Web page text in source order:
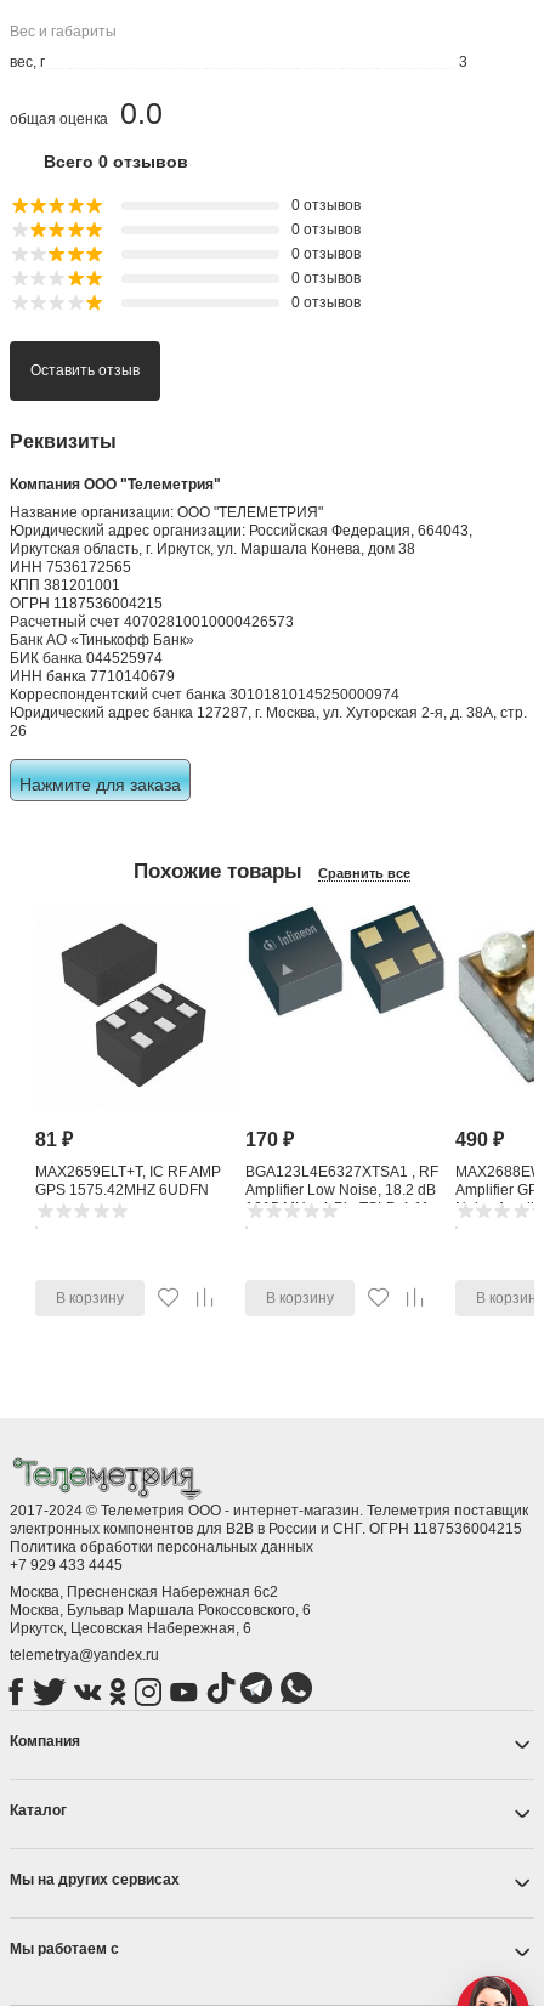
Вес и габариты
вес, г
3
0.0
общая оценка
Всего 0 отзывов
0 отзывов
0 отзывов
0 отзывов
0 отзывов
0 отзывов
Оставить отзыв
Реквизиты
Компания ООО "Телеметрия"
Название организации: ООО "ТЕЛЕМЕТРИЯ"
Юридический адрес организации: Российская Федерация, 664043,
Иркутская область, г. Иркутск, ул. Маршала Конева, дом 38
ИНН 7536172565
КПП 381201001
ОГРН 1187536004215
Расчетный счет 40702810010000426573
Банк АО «Тинькофф Банк»
БИК банка 044525974
ИНН банка 7710140679
Корреспондентский счет банка 30101810145250000974
Юридический адрес банка 127287, г. Москва, ул. Хуторская 2-я, д. 38А, стр.
26
Нажмите для заказа
Похожие товары Сравнить все
81₽
MAX2659ELT+T, IC RF AMP
GPS 1575.42MHZ 6UDFN
В корзину
170₽
BGA123L4E6327XTSA1 , RF
Amplifier Low Noise, 18.2 dB
1615 MHz, 4-Pin TSLP-4-11
В корзину
490₽
Amplifier
Noise
В корзину
2017-2024 © Телеметрия ООО - интернет-магазин. Телеметрия поставщик
электронных компонентов для B2B в России и СНГ. ОГРН 1187536004215
Политика обработки персональных данных
+7 929 433 4445
Москва, Пресненская Набережная 6с2
Москва, ​Бульвар Маршала Рокоссовского, 6
Иркутск, ​Цесовская Набережная, 6
telemetrya@yandex.ru
Компания
Каталог
Мы на других сервисах
Мы работаем с